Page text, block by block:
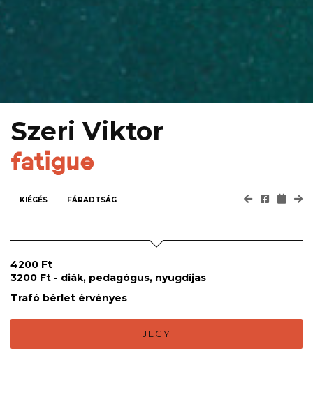
Szeri Viktor
fatigue
KIÉGÉS FÁRADTSÁG
4200 Ft
3200 Ft - diák, pedagógus, nyugdíjas
Trafó bérlet érvényes
JEGY